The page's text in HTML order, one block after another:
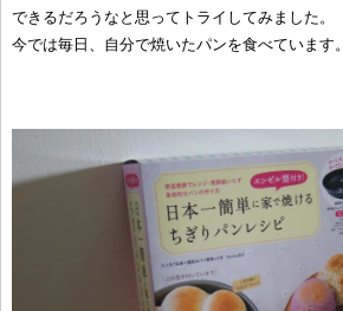
できるだろうなと思ってトライしてみました。
今では毎日、自分で焼いたパンを食べています。